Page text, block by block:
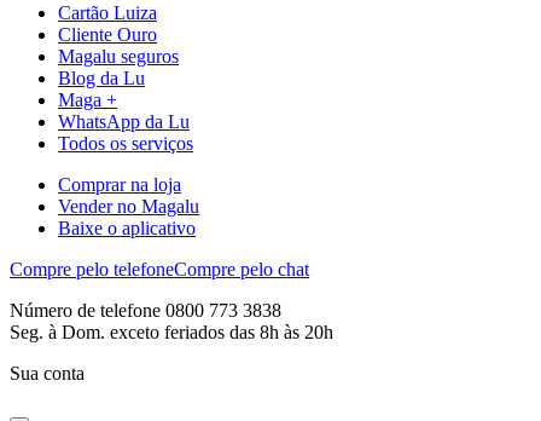
Cartão Luiza
Cliente Ouro
Magalu seguros
Blog da Lu
Maga +
WhatsApp da Lu
Todos os serviços
Comprar na loja
Vender no Magalu
Baixe o aplicativo
Compre pelo telefoneCompre pelo chat
Número de telefone 0800 773 3838
Seg. à Dom. exceto feriados das 8h às 20h
Sua conta